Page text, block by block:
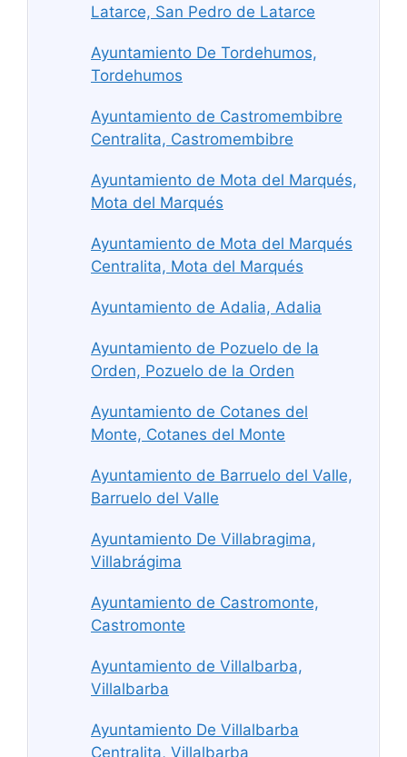
Latarce, San Pedro de Latarce
Ayuntamiento De Tordehumos,
Tordehumos
Ayuntamiento de Castromembibre
Centralita, Castromembibre
Ayuntamiento de Mota del Marqués,
Mota del Marqués
Ayuntamiento de Mota del Marqués
Centralita, Mota del Marqués
Ayuntamiento de Adalia, Adalia
Ayuntamiento de Pozuelo de la
Orden, Pozuelo de la Orden
Ayuntamiento de Cotanes del
Monte, Cotanes del Monte
Ayuntamiento de Barruelo del Valle,
Barruelo del Valle
Ayuntamiento De Villabragima,
Villabrágima
Ayuntamiento de Castromonte,
Castromonte
Ayuntamiento de Villalbarba,
Villalbarba
Ayuntamiento De Villalbarba
Centralita, Villalbarba